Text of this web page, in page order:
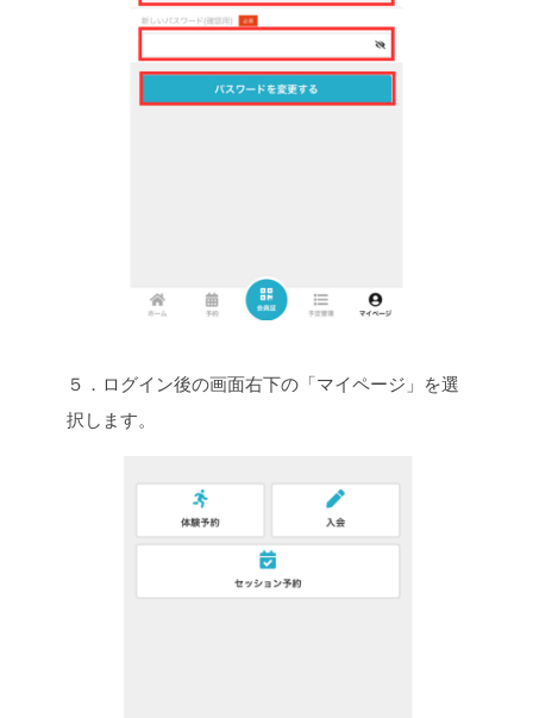
５．ログイン後の画面右下の「マイページ」を選
択します。